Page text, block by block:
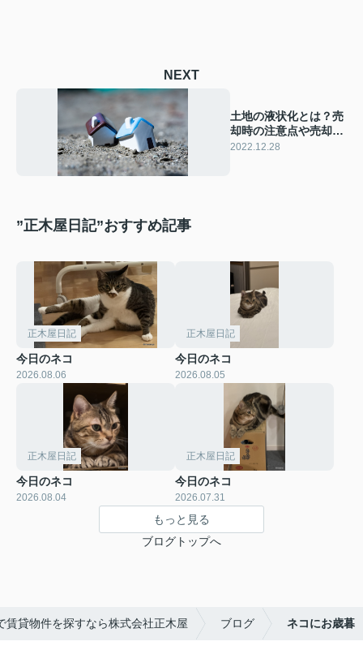
NEXT
土地の液状化とは？売
却時の注意点や売却方
法も解説！
2022.12.28
”正木屋日記”おすすめ記事
正木屋日記
今日のネコ
2026.08.06
正木屋日記
今日のネコ
2026.08.05
正木屋日記
今日のネコ
2026.08.04
正木屋日記
今日のネコ
2026.07.31
もっと見る
ブログトップへ
賃貸物件を探すなら株式会社正木屋 ブログ ネコにお歳暮